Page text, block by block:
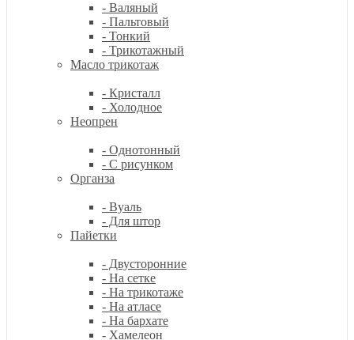
- Валяный
- Пальтовый
- Тонкий
- Трикотажный
Масло трикотаж
- Кристалл
- Холодное
Неопрен
- Однотонный
- С рисунком
Органза
- Вуаль
- Для штор
Пайетки
- Двусторонние
- На сетке
- На трикотаже
- На атласе
- На бархате
- Хамелеон